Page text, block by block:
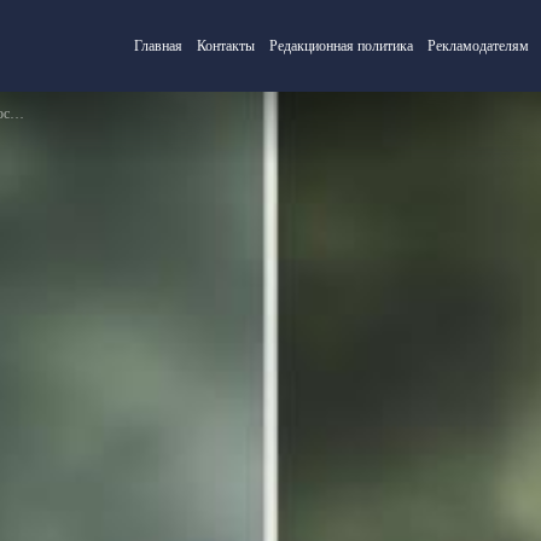
Главная Контакты Редакционная политика Рекламодателям